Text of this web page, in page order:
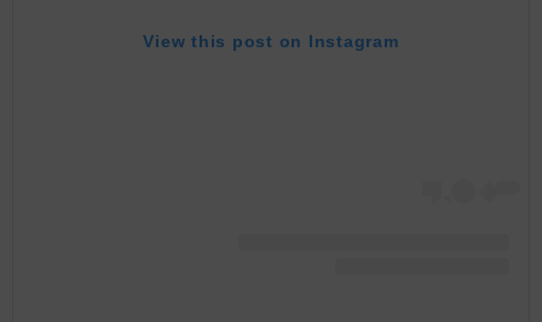
View this post on Instagram